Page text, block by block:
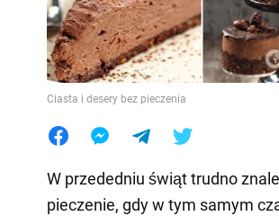
Ciasta i desery bez pieczenia
W przededniu świąt trudno
pieczenie, gdy w tym samym